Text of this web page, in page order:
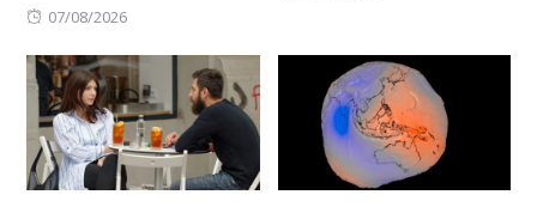
Posted
07/08/2026